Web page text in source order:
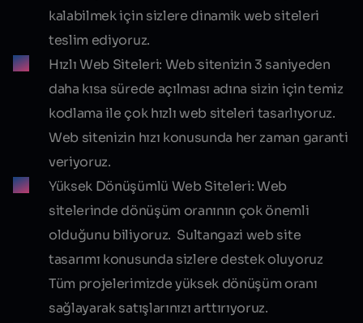
kalabilmek için sizlere dinamik web siteleri
teslim ediyoruz.
Hızlı Web Siteleri: Web sitenizin 3 saniyeden
daha kısa sürede açılması adına sizin için temiz
kodlama ile çok hızlı web siteleri tasarlıyoruz.
Web sitenizin hızı konusunda her zaman garanti
veriyoruz.
Yüksek Dönüşümlü Web Siteleri:Web
sitelerinde dönüşüm oranının çok önemli
olduğunu biliyoruz. Sultangazi web site
tasarımı konusunda sizlere destek oluyoruz
Tüm projelerimizde yüksek dönüşüm oranı
sağlayarak satışlarınızı arttırıyoruz.